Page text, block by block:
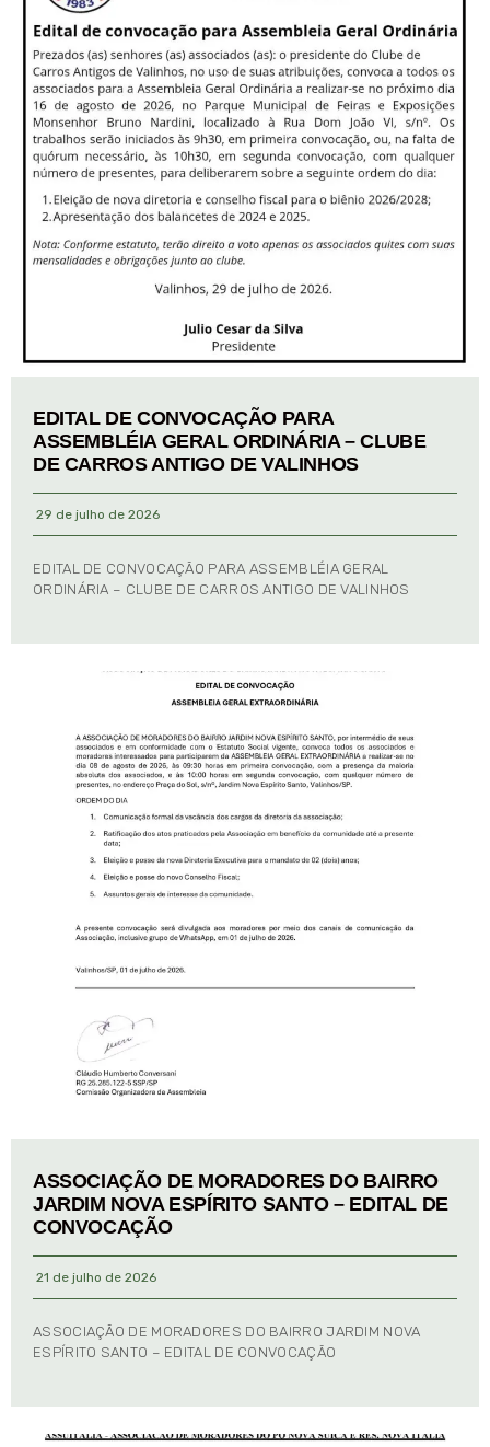
EDITAL DE CONVOCAÇÃO PARA
ASSEMBLÉIA GERAL ORDINÁRIA – CLUBE
DE CARROS ANTIGO DE VALINHOS
29 de julho de 2026
EDITAL DE CONVOCAÇÃO PARA ASSEMBLÉIA GERAL
ORDINÁRIA – CLUBE DE CARROS ANTIGO DE VALINHOS
ASSOCIAÇÃO DE MORADORES DO BAIRRO
JARDIM NOVA ESPÍRITO SANTO – EDITAL DE
CONVOCAÇÃO
21 de julho de 2026
ASSOCIAÇÃO DE MORADORES DO BAIRRO JARDIM NOVA
ESPÍRITO SANTO – EDITAL DE CONVOCAÇÃO